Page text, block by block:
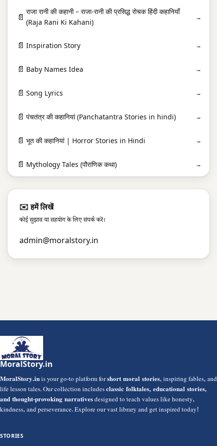
📄 राजा रानी की कहानी – राजा-रानी की प्रसिद्ध रोचक हिंदी कहानियाँ
(Raja Rani Ki Kahani)
→
📄 Inspiration Story →
📄 Baby Names Idea →
📄 Song Lyrics →
📄 पंचतंत्र की कहानियां (Panchatantra Stories in hindi) →
📄 भूत की कहानियां | Horror Stories in Hindi →
📄 Mythology Tales (पौराणिक कथा) →
✉️ हमें लिखें
कोई सुझाव या सहयोग के लिए संपर्क करें।
admin@moralstory.in
MoralStory.in
MoralStory.inis your go-to platform forshort moral stories, inspiring fables, and
life lesson tales. Our collection includesclassic folktales, educational stories,
and thought-provoking narrativesdesigned to teach values like honesty,
kindness, and perseverance. Explore our vast library and get inspired today!
STORIES